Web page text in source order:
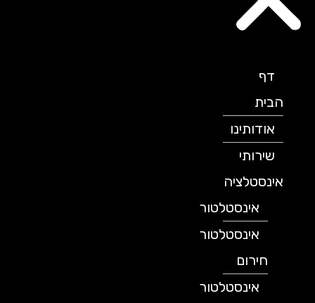
הבית
אודותינו
שירותי
אינסטלציה
אינסטלטור
אינסטלטור
חירום
אינסטלטור